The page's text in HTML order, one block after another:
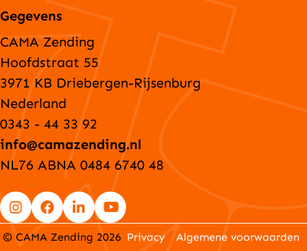
Gegevens
CAMA Zending
Hoofdstraat 55
3971 KB Driebergen-Rijsenburg
Nederland
0343 - 44 33 92
info@camazending.nl
NL76 ABNA 0484 6740 48
Go
Go
Go
Go
© CAMA Zending 2026 Privacy Algemene voorwaarden